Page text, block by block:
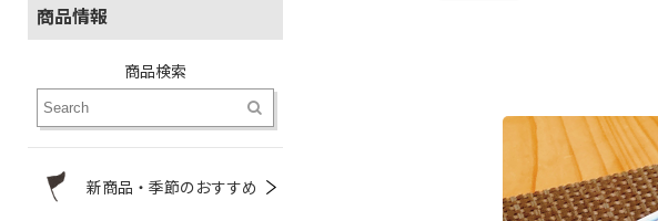
商品情報
商品検索
新商品・季節のおすすめ